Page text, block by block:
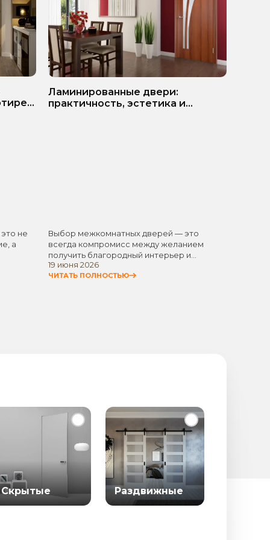
не
а
Ламинированные двери:
практичность, эстетика и
Выбор межкомнатных дверей — это
всегда компромисс между желанием
получить благородный интерьер и
стремлением не…
19 июня 2026
ЧИТАТЬ ПОЛНОСТЬЮ
Скрытые Раздвижные